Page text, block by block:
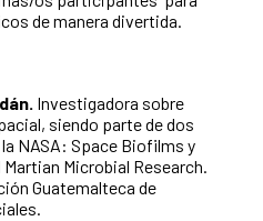
de manera divertida.
Investigadora sobre
siendo parte de dos
NASA: Space Biofilms y
Microbial Research.
Guatemalteca de